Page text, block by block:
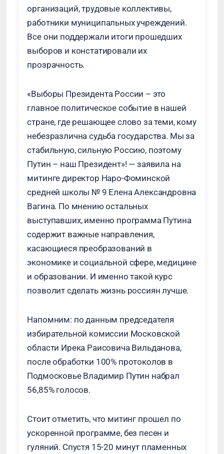
организаций, трудовые коллективы,
работники муниципальных учреждений.
Все они поддержали итоги прошедших
выборов и констатировали их
прозрачность.
«Выборы Президента России – это
главное политическое событие в нашей
стране, где решающее слово за теми, кому
небезразлична судьба государства. Мы за
стабильную, сильную Россию, поэтому
Путин – наш Президент»! — заявила на
митинге директор Наро-Фоминской
средней школы № 9 Елена Александровна
Вагина. По мнению остальных
выступавших, именно программа Путина
содержит важные направления,
касающиеся преобразований в
экономике и социальной сфере, медицине
и образовании. И именно такой курс
позволит сделать жизнь россиян лучше.
Напомним: по данным председателя
избирательной комиссии Московской
области Ирека Раисовича Вильданова,
после обработки 100% протоколов в
Подмосковье Владимир Путин набрал
56,85% голосов.
Стоит отметить, что митинг прошел по
ускоренной программе, без песен и
гуляний. Спустя 15-20 минут пламенных